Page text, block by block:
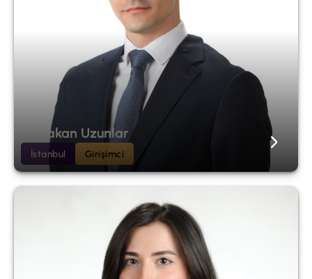
S. Hakan Uzunlar
İstanbul Girişimci